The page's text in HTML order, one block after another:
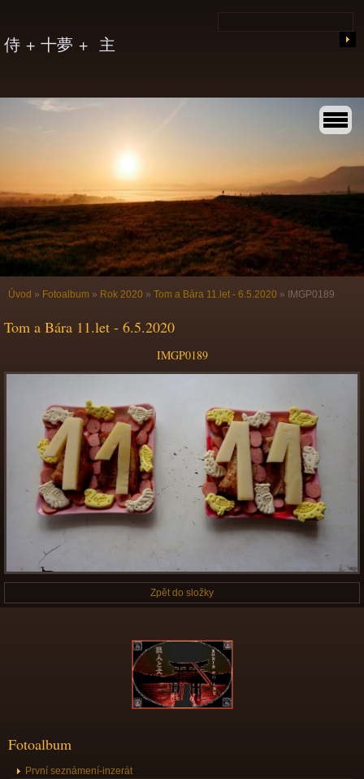
侍 + 十夢 + 主
Úvod » Fotoalbum » Rok 2020 » Tom a Bára 11.let - 6.5.2020 » IMGP0189
Tom a Bára 11.let - 6.5.2020
IMGP0189
Zpět do složky
Fotoalbum
První seznámení-inzerát